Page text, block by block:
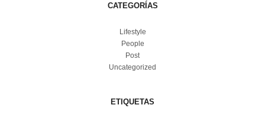
CATEGORÍAS
Lifestyle
People
Post
Uncategorized
ETIQUETAS